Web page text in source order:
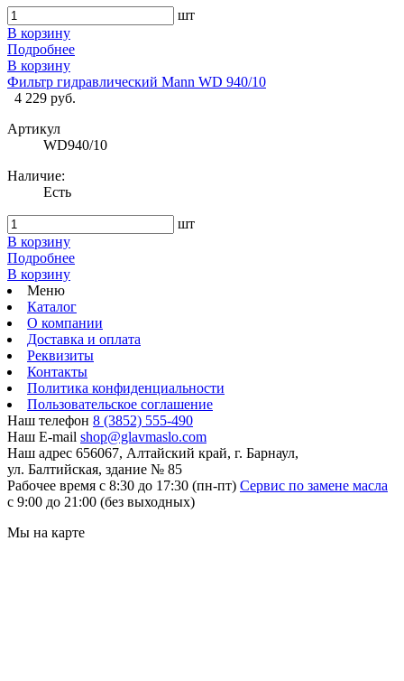
шт
В корзину
Подробнее
В корзину
Фильтр гидравлический Mann WD 940/10
4 229 руб.
Артикул
WD940/10
Наличие:
Есть
шт
В корзину
Подробнее
В корзину
Меню
Каталог
О компании
Доставка и оплата
Реквизиты
Контакты
Политика конфиденциальности
Пользовательское соглашение
Наш телефон 8 (3852) 555-490
Наш E-mail shop@glavmaslo.com
Наш адрес 656067, Алтайский край, г. Барнаул,
ул. Балтийская, здание № 85
Рабочее время с 8:30 до 17:30 (пн-пт) Сервис по замене масла
с 9:00 до 21:00 (без выходных)
Мы на карте